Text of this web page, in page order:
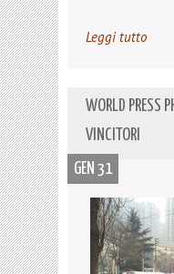
Leggi tutto
WORLD PRESS
VINCITORI
GEN 31